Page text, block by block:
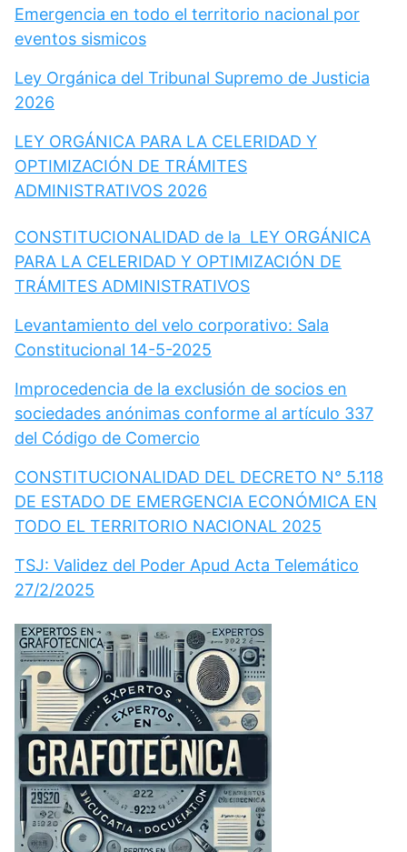
Emergencia en todo el territorio nacional por
eventos sismicos
Ley Orgánica del Tribunal Supremo de Justicia
2026
LEY ORGÁNICA PARA LA CELERIDAD Y
OPTIMIZACIÓN DE TRÁMITES
ADMINISTRATIVOS 2026
CONSTITUCIONALIDAD de la LEY ORGÁNICA
PARA LA CELERIDAD Y OPTIMIZACIÓN DE
TRÁMITES ADMINISTRATIVOS
Levantamiento del velo corporativo: Sala
Constitucional 14-5-2025
Improcedencia de la exclusión de socios en
sociedades anónimas conforme al artículo 337
del Código de Comercio
CONSTITUCIONALIDAD DEL DECRETO N° 5.118
DE ESTADO DE EMERGENCIA ECONÓMICA EN
TODO EL TERRITORIO NACIONAL 2025
TSJ: Validez del Poder Apud Acta Telemático
27/2/2025